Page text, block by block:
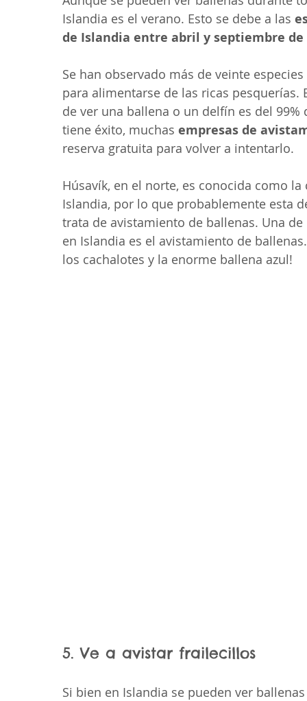
Islandia es el verano. Esto se debe a las
de Islandia entre abril y septiembre de
Se han observado más de veinte
para alimentarse de las ricas
de ver una ballena o un delfín es del
tiene éxito, muchas empresas de
reserva gratuita para volver a intentarlo.
Húsavík, en el norte, es conocida como
Islandia, por lo que probablemente esta
trata de avistamiento de ballenas. Una
en Islandia es el avistamiento de
los cachalotes y la enorme ballena azul!
5. Ve a avistar frailecillos
Si bien en Islandia se pueden ver